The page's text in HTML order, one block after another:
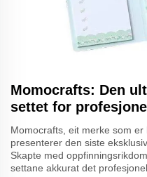
Momocrafts: Den
settet for
Momocrafts, eit merke som
presenterer den siste
Skapte med
settane akkurat det